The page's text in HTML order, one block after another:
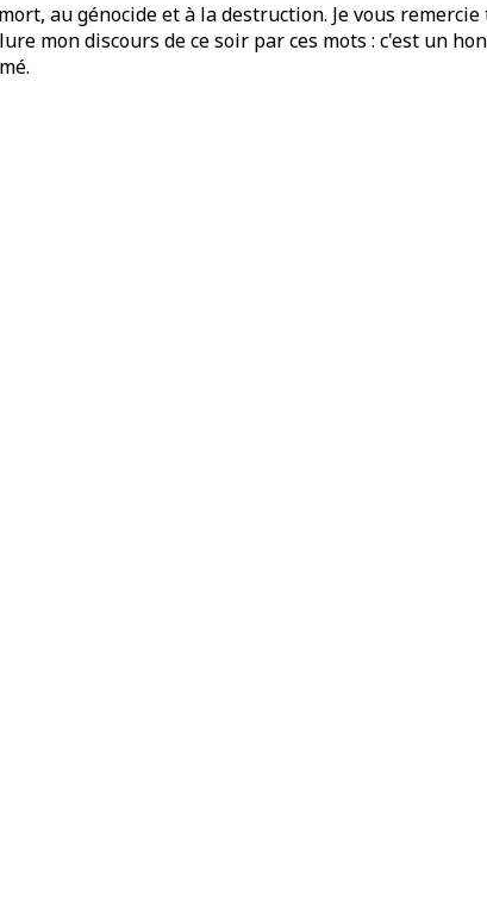
au génocide et à la destruction. Je vous
mon discours de ce soir par ces mots : c'est un